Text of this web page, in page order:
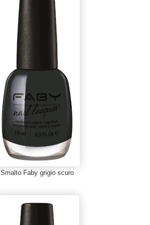
Smalto Faby grigio scuro